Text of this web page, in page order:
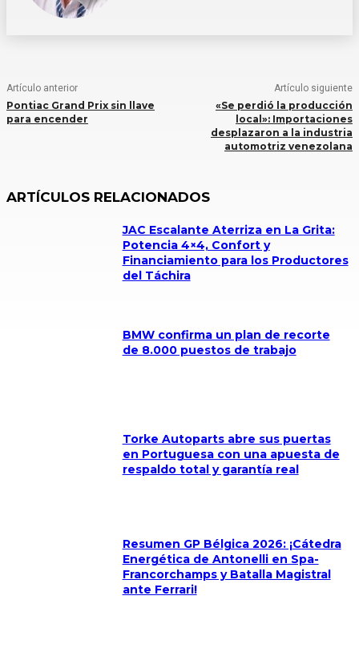
Artículo anterior
Pontiac Grand Prix sin llave
para encender
Artículo siguiente
«Se perdió la producción
local»: Importaciones
desplazaron a la industria
automotriz venezolana
ARTÍCULOS RELACIONADOS
JAC Escalante Aterriza en La Grita:
Potencia 4×4, Confort y
Financiamiento para los Productores
del Táchira
BMW confirma un plan de recorte
de 8.000 puestos de trabajo
Torke Autoparts abre sus puertas
en Portuguesa con una apuesta de
respaldo total y garantía real
Resumen GP Bélgica 2026: ¡Cátedra
Energética de Antonelli en Spa-
Francorchamps y Batalla Magistral
ante Ferrari!